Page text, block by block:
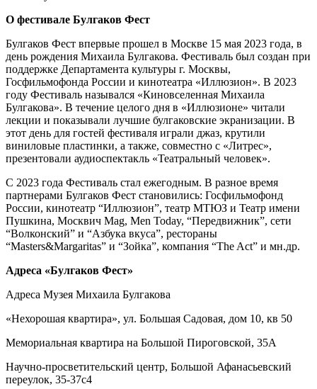
О фестивале Булгаков Фест
Булгаков Фест впервые прошел в Москве 15 мая 2023 года, в
день рождения Михаила Булгакова. Фестиваль был создан при
поддержке Департамента культуры г. Москвы,
Госфильмофонда России и кинотеатра «Иллюзион». В 2023
году Фестиваль назывался «Киновселенная Михаила
Булгакова». В течение целого дня в «Иллюзионе» читали
лекции и показывали лучшие булгаковские экранизации. В
этот день для гостей фестиваля играли джаз, крутили
виниловые пластинки, а также, совместно с «Литрес»,
презентовали аудиоспектакль «Театральный человек».
С 2023 года Фестиваль стал ежегодным. В разное время
партнерами Булгаков Фест становились: Госфильмофонд
России, кинотеатр “Иллюзион”, театр МТЮЗ и Театр имени
Пушкина, Москвич Mag, Men Today, “Передвижник”, сети
“Волконский” и “Азбука вкуса”, рестораны
“Masters&Margaritas” и “Зойка”, компания “The Act” и мн.др.
Адреса «Булгаков Фест»
Адреса Музея Михаила Булгакова
«Нехорошая квартира», ул. Большая Садовая, дом 10, кв 50
Мемориальная квартира на Большой Пироговской, 35А
Научно-просветительский центр, Большой Афанасьевский
переулок, 35-37с4